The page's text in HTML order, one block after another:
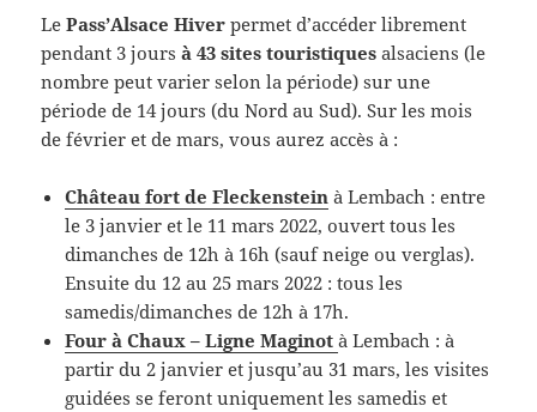
LePass’Alsace Hiver permet d’accéder librement
pendant 3 jours à 43 sites touristiques alsaciens (le
nombre peut varier selon la période) sur une
période de 14 jours (du Nord au Sud). Sur les mois
de février et de mars, vous aurez accès à :
Château fort de Fleckenstein à Lembach : entre
le 3 janvier et le 11 mars 2022, ouvert tous les
dimanches de 12h à 16h (sauf neige ou verglas).
Ensuite du 12 au 25 mars 2022 : tous les
samedis/dimanches de 12h à 17h.
Four à Chaux – Ligne Maginot à Lembach : à
partir du 2 janvier et jusqu’au 31 mars, les visites
guidées se feront uniquement les samedis et